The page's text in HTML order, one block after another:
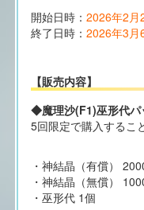
開始日時： 2026年2月
終了日時： 2026年3月
【販売内容】
◆魔理沙(F1)巫形代パ
5回限定で購入するこ
・神結晶（有償）
・神結晶（無償）
・巫形代 1個